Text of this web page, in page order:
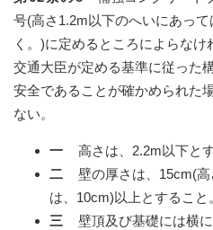
号(高さ1.2m以下のへいにあっ
く。)に定めるところによらな
交通大臣が定める基準に従った
安全であることが確かめられた
ない。
一 高さは、2.2m以下とす
二 壁の厚さは、15cm(高
は、10cm)以上とすること
三 壁頂及び基礎には横